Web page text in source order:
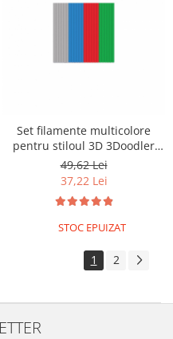
Set filamente multicolore
pentru stiloul 3D 3Doodler
Start - MIX 2
49,62 Lei
37,22 Lei
STOC EPUIZAT
1 2